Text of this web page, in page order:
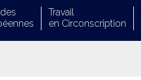
Travail
en Circonscription